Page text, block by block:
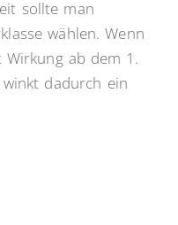
sollte man
wählen. Wenn
ab dem 1.
dadurch ein